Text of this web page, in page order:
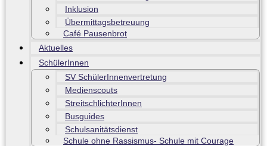
Inklusion
Übermittagsbetreuung
Café Pausenbrot
Aktuelles
SchülerInnen
SV SchülerInnenvertretung
Medienscouts
StreitschlichterInnen
Busguides
Schulsanitätsdienst
Schule ohne Rassismus- Schule mit Courage